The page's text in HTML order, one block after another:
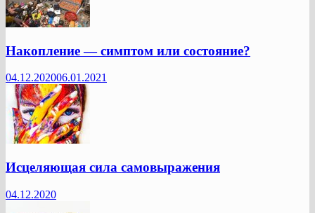
Накопление — симптом или состояние?
04.12.202006.01.2021
Исцеляющая сила самовыражения
04.12.2020